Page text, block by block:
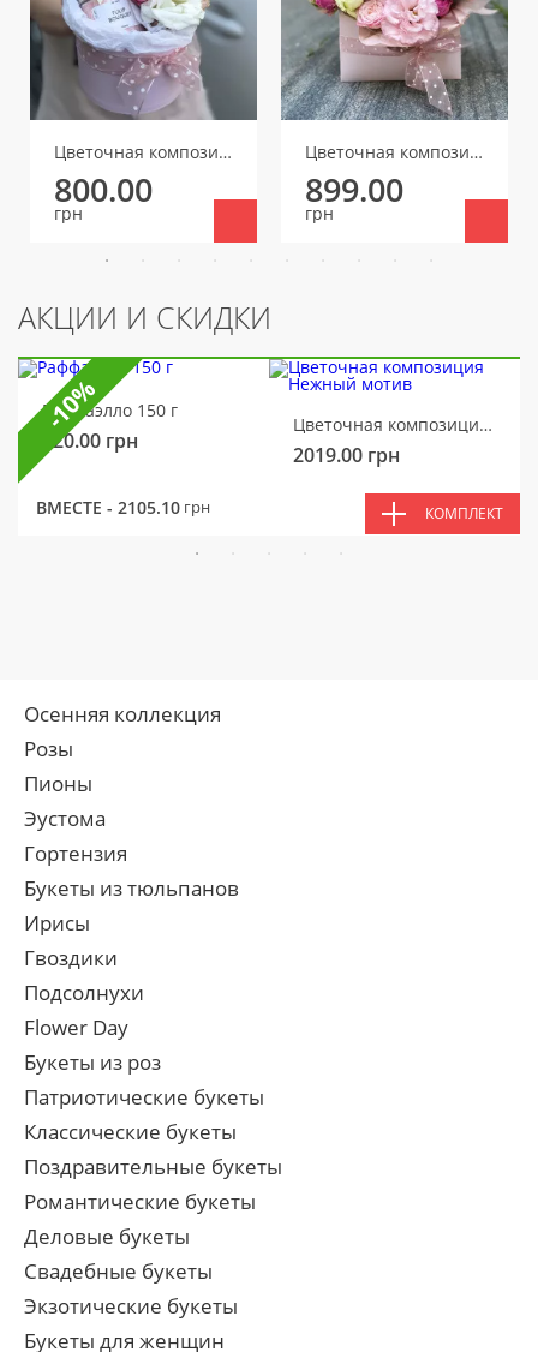
Цветочная композиция Аромат
800.00
грн
Цветочная композиция Цветочное послание
899.00
грн
АКЦИИ И СКИДКИ
Раффаэлло 150 г
320.00 грн
Цветочная композиция Нежный мотив
2019.00 грн
ВМЕСТЕ - 2105.10 грн КОМПЛЕКТ
-10%
Осенняя коллекция
Розы
Пионы
Эустома
Гортензия
Букеты из тюльпанов
Ирисы
Гвоздики
Подсолнухи
Flower Day
Букеты из роз
Патриотические букеты
Классические букеты
Поздравительные букеты
Романтические букеты
Деловые букеты
Свадебные букеты
Экзотические букеты
Букеты для женщин